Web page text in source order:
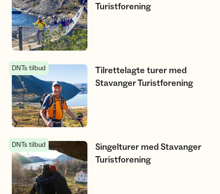
Turistforening
Tilrettelagte turer med Stavanger Turistforening
DNTs tilbud
Tilrettelagte turer med
Stavanger Turistforening
Singelturer med Stavanger Turistforening
DNTs tilbud
Singelturer med Stavanger
Turistforening